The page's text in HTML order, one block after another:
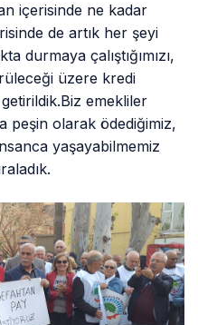
içerisinde ne kadar
de artık her şeyi
durmaya çalıştığımızı,
üzere kredi
emekliler
peşin olarak ödediğimiz,
yaşayabilmemiz